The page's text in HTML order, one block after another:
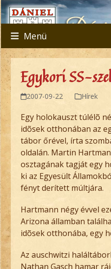
Skip
to
content
Menü
Egykori SS-
2007-09-22 Hírek
Egy holokauszt túlélõ
idõsek otthonában az
tábor őrével, írta
oldalán. Martin
osztagának tagját egy
ki az Egyesült
fényt derített múltjára.
Hartmann négy évvel
Arizona államban
idõsek otthonába, egy
Az auschwitzi
Nathan Gasch hamar